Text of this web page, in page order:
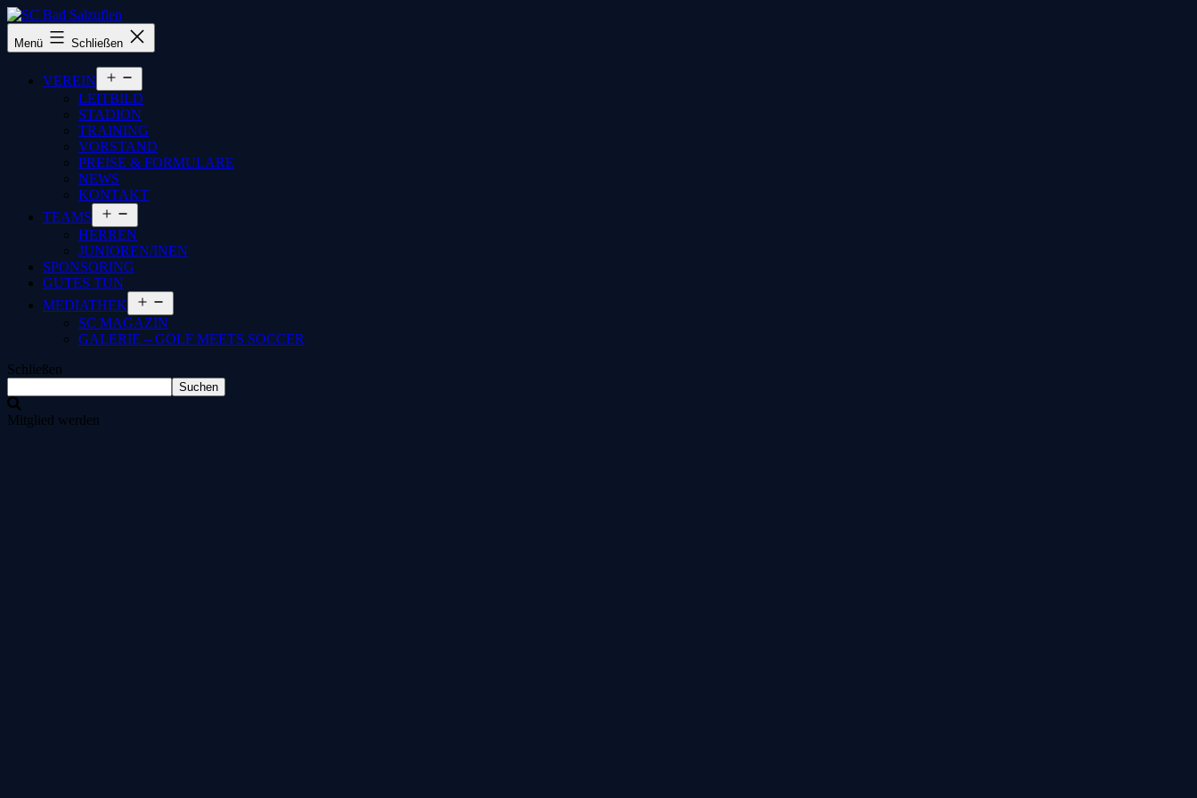
SC
Bad
Menü Schließen
VEREIN
öffnen
LEITBILD
STADION
TRAINING
VORSTAND
PREISE & FORMULARE
NEWS
KONTAKT
TEAMS
öffnen
HERREN
JUNIOREN/INEN
SPONSORING
GUTES TUN
MEDIATHEK
öffnen
SC MAGAZIN
GALERIE – GOLF MEETS SOCCER
Schließen
Suchen
Mitglied werden